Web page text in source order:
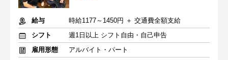
給与
時給1177～1450円 ＋ 交通費全額支給
シフト
週1日以上 シフト自由・自己申告
雇用形態
アルバイト・パート